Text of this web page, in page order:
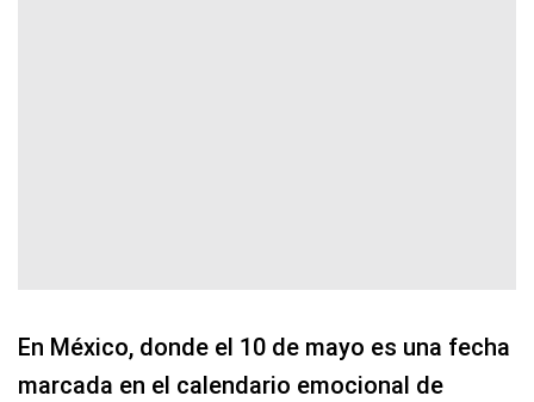
En México, donde el 10 de mayo es una fecha
marcada en el calendario emocional de